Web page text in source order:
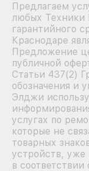
Предлагаем
любых Техники
гарантийного
Краснодаре
Предложение
публичной
Статьи 437(2)
обозначения и
Элджи
услугах по
которые не
товарных
устройств, уже
в